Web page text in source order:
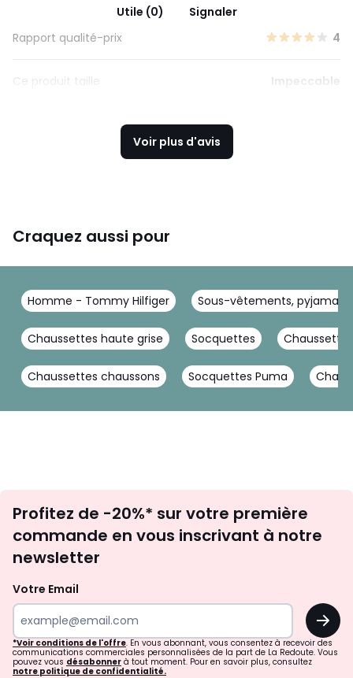
Utile (0)
Signaler
Rapport qualité-prix
4
Ce produit taille Impeccable
Voir plus d'avis
Craquez aussi pour
Homme - Tommy Hilfiger Sous-vêtements, pyjama -
Chaussettes haute grise Socquettes
Chaussettes chaussons Socquettes Puma
newsletter
Profitez de -20%* sur votre première
commande en vous inscrivant à notre
newsletter
Votre Email
OK
*Voir conditions de l'offre. En vous abonnant, vous consentez à recevoir des
communications commerciales personnalisées de la part de La Redoute. Vous
pouvez vous désabonner à tout moment. Pour en savoir plus, consultez
notre politique de confidentialité.